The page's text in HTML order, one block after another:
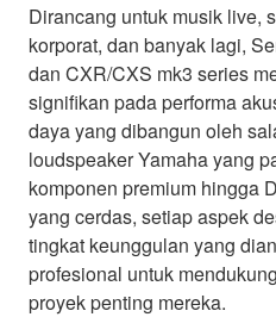
Dirancang untuk musik live,
korporat, dan banyak lagi,
dan CXR/CXS mk3 series
signifikan pada performa
daya yang dibangun oleh
loudspeaker Yamaha yang
komponen premium hingga
yang cerdas, setiap aspek
tingkat keunggulan yang
profesional untuk
proyek penting mereka.